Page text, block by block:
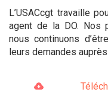
L’USACcgt travaille
agent de la DO. Nos
nous continuons
leurs demandes